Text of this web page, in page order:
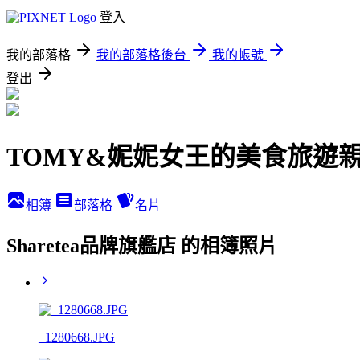
登入
我的部落格 我的部落格後台
我的帳號
登出
TOMY&妮妮女王的美食旅遊
相簿 部落格 名片
Sharetea品牌旗艦店 的相簿照片
_1280668.JPG